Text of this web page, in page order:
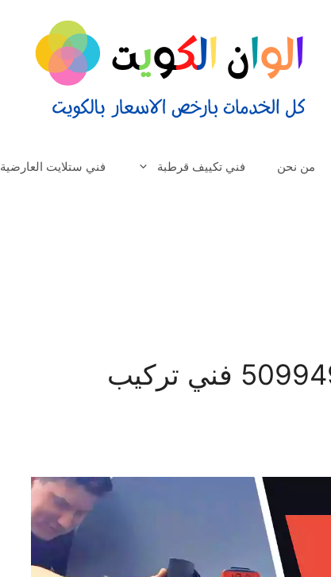
من نحن فني تكييف قرطبة فني ستلايت العارضية
فني ستلايت الرميثية 50994997 فني تركيب